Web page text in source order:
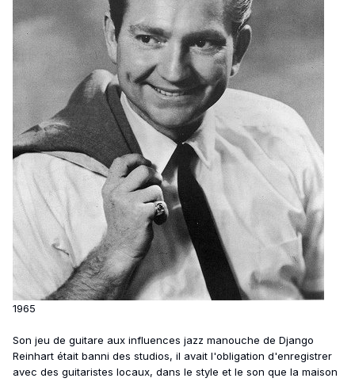
1965
Son jeu de guitare aux influences jazz manouche de Django
Reinhart était banni des studios, il avait l'obligation d'enregistrer
avec des guitaristes locaux, dans le style et le son que la maison